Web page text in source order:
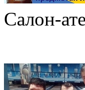
Салон-